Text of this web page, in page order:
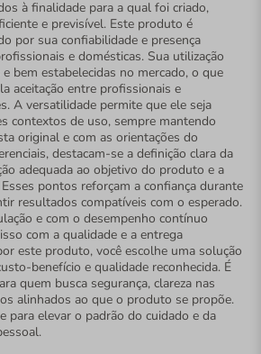
à finalidade para a qual foi criado,
e previsível. Este produto é
por sua confiabilidade e presença
e domésticas. Sua utilização
bem estabelecidas no mercado, o que
aceitação entre profissionais e
A versatilidade permite que ele seja
contextos de uso, sempre mantendo
original e com as orientações do
destacam-se a definição clara da
adequada ao objetivo do produto e a
pontos reforçam a confiança durante
resultados compatíveis com o esperado.
e com o desempenho contínuo
com a qualidade e a entrega
este produto, você escolhe uma solução
benefício e qualidade reconhecida. É
quem busca segurança, clareza nas
alinhados ao que o produto se propõe.
para elevar o padrão do cuidado e da